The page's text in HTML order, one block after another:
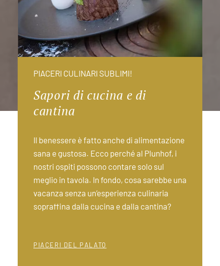
PIACERI CULINARI SUBLIMI!
Sapori di cucina e di
cantina
Il benessere è fatto anche di alimentazione
sana e gustosa. Ecco perché al Plunhof, i
nostri ospiti possono contare solo sul
meglio in tavola. In fondo, cosa sarebbe una
vacanza senza un’esperienza culinaria
sopraffina dalla cucina e dalla cantina?
PIACERI DEL PALATO